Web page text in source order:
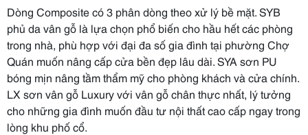
Dòng Composite có 3 phân dòng theo xử lý bề mặt. SYB
phủ da vân gỗ là lựa chọn phổ biến cho hầu hết các phòng
trong nhà, phù hợp với đại đa số gia đình tại phường Chợ
Quán muốn nâng cấp cửa bền đẹp lâu dài. SYA sơn PU
bóng mịn nâng tầm thẩm mỹ cho phòng khách và cửa chính.
LX sơn vân gỗ Luxury với vân gỗ chân thực nhất, lý tưởng
cho những gia đình muốn đầu tư nội thất cao cấp ngay trong
lòng khu phố cổ.